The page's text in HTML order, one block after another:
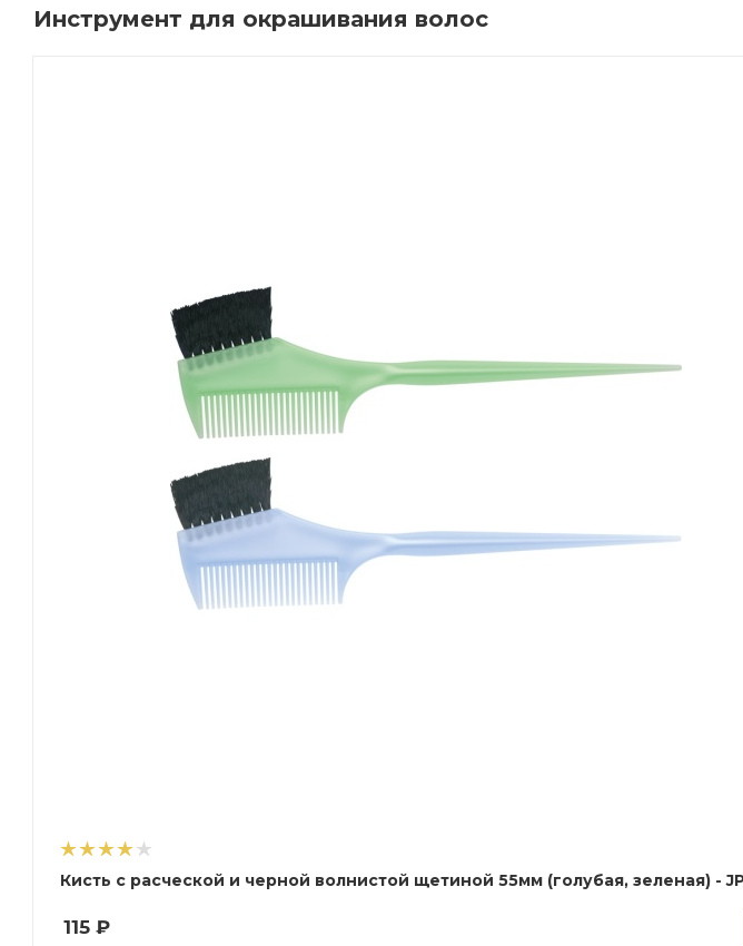
Инструмент для окрашивания волос
Кисть с расческой и черной волнистой щетиной 55мм (голубая, зеленая) -
115 ₽